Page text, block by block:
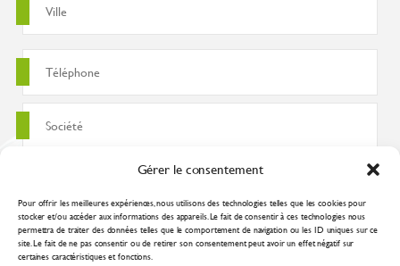
Gérer le consentement
Pour offrir les meilleures expériences, nous utilisons des technologies telles que les cookies pour
stocker et/ou accéder aux informations des appareils. Le fait de consentir à ces technologies nous
permettra de traiter des données telles que le comportement de navigation ou les ID uniques sur ce
site. Le fait de ne pas consentir ou de retirer son consentement peut avoir un effet négatif sur
certaines caractéristiques et fonctions.